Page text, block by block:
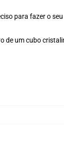
para fazer o seu
de um cubo